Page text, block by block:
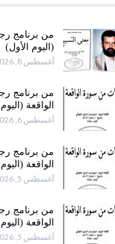
من برنامج
(اليوم الأول)
أغسطس 8, 2026
من برنامج
الواقعة
أغسطس 6, 2026
من برنامج
الواقعة
أغسطس 5, 2026
من برنامج
الواقعة
أغسطس 5, 2026